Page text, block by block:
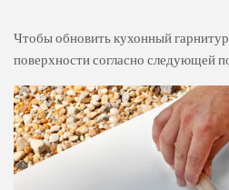
Чтобы обновить кухонный
поверхности согласно следующей